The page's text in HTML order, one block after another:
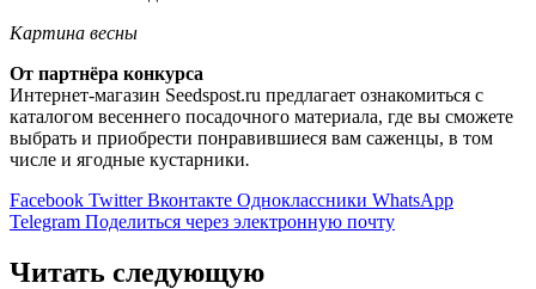
Картина весны
От партнёра конкурса
Интернет-магазин Seedspost.ru предлагает ознакомиться с
каталогом весеннего посадочного материала, где вы сможете
выбрать и приобрести понравившиеся вам саженцы, в том
числе и ягодные кустарники.
Facebook Twitter Вконтакте Одноклассники WhatsApp
Telegram Поделиться через электронную почту
Читать следующую